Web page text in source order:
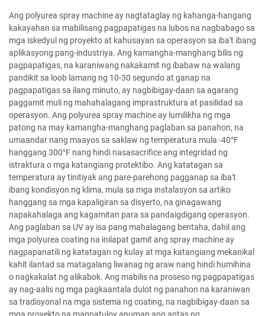
Ang polyurea spray machine ay nagtataglay ng kahanga-hangang
kakayahan sa mabilisang pagpapatigas na lubos na nagbabago sa
mga iskedyul ng proyekto at kahusayan sa operasyon sa iba't ibang
aplikasyong pang-industriya. Ang kamangha-manghang bilis ng
pagpapatigas, na karaniwang nakakamit ng ibabaw na walang
pandikit sa loob lamang ng 10-30 segundo at ganap na
pagpapatigas sa ilang minuto, ay nagbibigay-daan sa agarang
paggamit muli ng mahahalagang imprastruktura at pasilidad sa
operasyon. Ang polyurea spray machine ay lumilikha ng mga
patong na may kamangha-manghang paglaban sa panahon, na
umaandar nang maayos sa saklaw ng temperatura mula -40°F
hanggang 300°F nang hindi nasasacrifice ang integridad ng
istraktura o mga katangiang protektibo. Ang katatagan sa
temperatura ay tinitiyak ang pare-parehong pagganap sa iba't
ibang kondisyon ng klima, mula sa mga instalasyon sa artiko
hanggang sa mga kapaligiran sa disyerto, na ginagawang
napakahalaga ang kagamitan para sa pandaigdigang operasyon.
Ang paglaban sa UV ay isa pang mahalagang bentaha, dahil ang
mga polyurea coating na inilapat gamit ang spray machine ay
nagpapanatili ng katatagan ng kulay at mga katangiang mekanikal
kahit ilantad sa matagalang liwanag ng araw nang hindi humihina
o nagkakalat ng alikabok. Ang mabilis na proseso ng pagpapatigas
ay nag-aalis ng mga pagkaantala dulot ng panahon na karaniwan
sa tradisyonal na mga sistema ng coating, na nagbibigay-daan sa
mga proyekto na magpatuloy anuman ang antas ng